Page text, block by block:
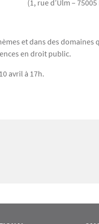
(1, rue d’Ulm –
et dans des domaines
en droit public.
avril à 17h.